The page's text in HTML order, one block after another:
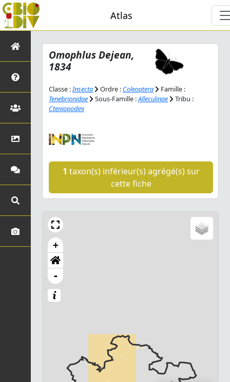
Atlas
OmophlusDejean,
1834
Classe :Insecta Ordre : Coleoptera
Famille :
Tenebrionidae
Sous-Famille :Alleculinae
Tribu :
Cteniopodini
1 taxon(s) inférieur(s) agrégé(s) sur
cette fiche
+
-